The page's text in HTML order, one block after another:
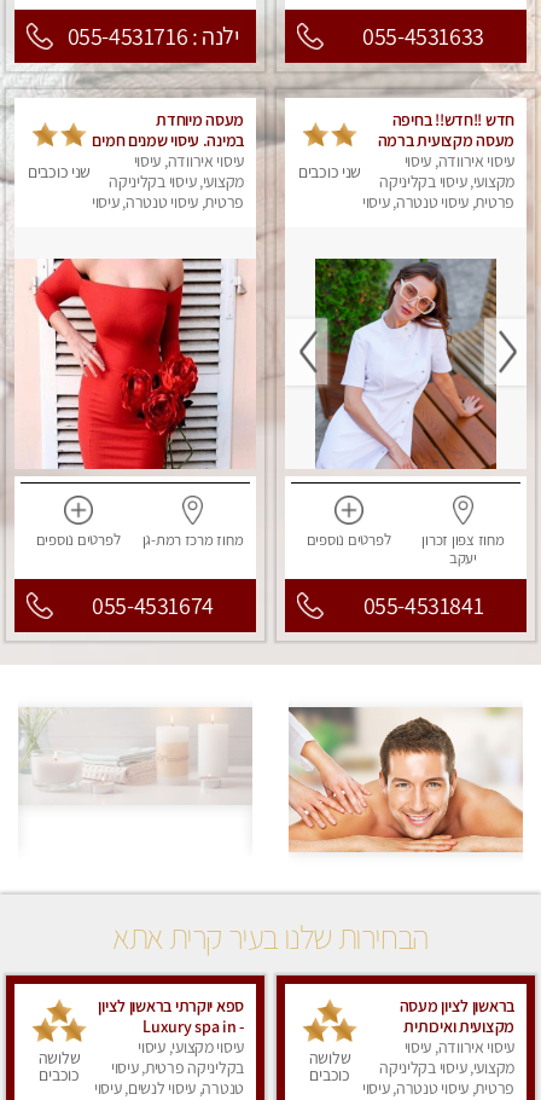
055-4531633 ילנה : 055-4531716
חדש !!חדש!! בחיפה
מעסה מקצועית ברמה
גבוה
עיסוי אירוודה, עיסוי
מקצועי, עיסוי בקליניקה
פרטית, עיסוי טנטרה, עיסוי
שני כוכבים
מחוז צפון זכרון
יעקב
לפרטים נוספים
055-4531841
מעסה מיוחדת
במינה. עיסוי שמנים חמים
עיסוי אירוודה, עיסוי
מקצועי, עיסוי בקליניקה
פרטית, עיסוי טנטרה, עיסוי
שני כוכבים
מחוז מרכז רמת-גן לפרטים נוספים
055-4531674
הבחירות שלנו בעיר קרית אתא
בראשון לציון מעסה
מקצועית ואיכותית
פרטי!!! ללא מין !!
עיסוי אירוודה, עיסוי
מקצועי, עיסוי בקליניקה
פרטית, עיסוי טנטרה, עיסוי
שלושה
כוכבים
ספא יוקרתי בראשון לציון
- Luxury spa in
Rishon Lezion
עיסוי מקצועי, עיסוי
בקליניקה פרטית, עיסוי
טנטרה, עיסוי לנשים, עיסוי
שלושה
כוכבים